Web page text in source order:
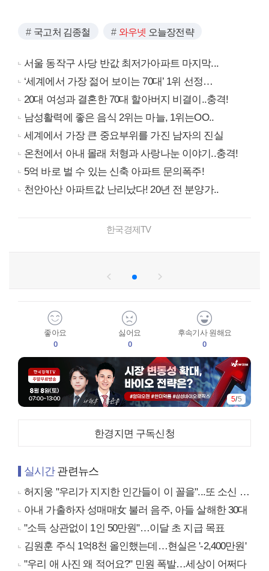
국고처 김종철 와우넷 오늘장전략
서울 동작구 사당 반값 최저가아파트 마지막...
‘세계에서 가장 젊어 보이는 70대’ 1위 선정…
20대 여성과 결혼한 70대 할아버지 비결이..충격!
남성활력에 좋은 음식 2위는 마늘, 1위는OO..
세계에서 가장 큰 중요부위를 가진 남자의 진실
온천에서 아내 몰래 처형과 사랑나눈 이야기..충격!
5억 바로 벌 수 있는 신축 아파트 문의폭주!
천안아산 아파트값 난리났다! 20년 전 분양가..
한국경제TV
좋아요
0
싫어요
0
후속기사 원해요
0
5/5
한경지면 구독신청
실시간관련뉴스
허지웅 "우리가 지지한 인간들이 이 꼴을"...또 소신 발언
아내 가출하자 성매매女 불러 음주, 아들 살해한 30대
"소득 상관없이 1인 50만원"…이달 초 지급 목표
김원훈 주식 1억8천 올인했는데…현실은 '-2,400만원'
"우리 애 사진 왜 적어요?" 민원 폭발…세상이 어쩌다